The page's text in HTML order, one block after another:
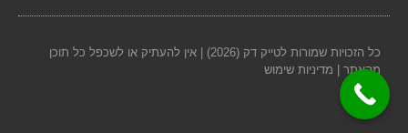
כל הזכויות שמורות לטייק דק (2026) | אין להעתיק או לשכפל כל תוכן
מהאתר |
מדיניות שימוש